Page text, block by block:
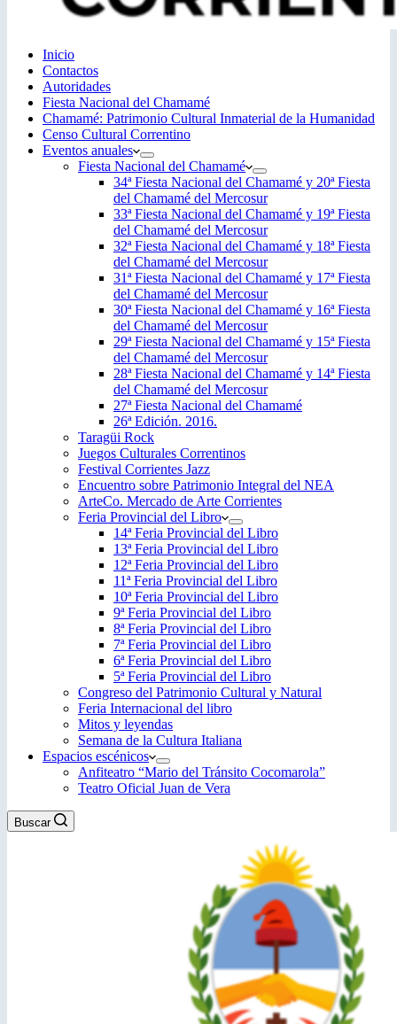
Inicio
Contactos
Autoridades
Fiesta Nacional del Chamamé
Chamamé: Patrimonio Cultural Inmaterial de la Humanidad
Censo Cultural Correntino
Eventos anuales
Fiesta Nacional del Chamamé
34ª Fiesta Nacional del Chamamé y 20ª Fiesta
del Chamamé del Mercosur
33ª Fiesta Nacional del Chamamé y 19ª Fiesta
del Chamamé del Mercosur
32ª Fiesta Nacional del Chamamé y 18ª Fiesta
del Chamamé del Mercosur
31ª Fiesta Nacional del Chamamé y 17ª Fiesta
del Chamamé del Mercosur
30ª Fiesta Nacional del Chamamé y 16ª Fiesta
del Chamamé del Mercosur
29ª Fiesta Nacional del Chamamé y 15ª Fiesta
del Chamamé del Mercosur
28ª Fiesta Nacional del Chamamé y 14ª Fiesta
del Chamamé del Mercosur
27ª Fiesta Nacional del Chamamé
26ª Edición. 2016.
Taragüi Rock
Juegos Culturales Correntinos
Festival Corrientes Jazz
Encuentro sobre Patrimonio Integral del NEA
ArteCo. Mercado de Arte Corrientes
Feria Provincial del Libro
14ª Feria Provincial del Libro
13ª Feria Provincial del Libro
12ª Feria Provincial del Libro
11ª Feria Provincial del Libro
10ª Feria Provincial del Libro
9ª Feria Provincial del Libro
8ª Feria Provincial del Libro
7ª Feria Provincial del Libro
6ª Feria Provincial del Libro
5ª Feria Provincial del Libro
Congreso del Patrimonio Cultural y Natural
Feria Internacional del libro
Mitos y leyendas
Semana de la Cultura Italiana
Espacios escénicos
Anfiteatro “Mario del Tránsito Cocomarola”
Teatro Oficial Juan de Vera
Buscar